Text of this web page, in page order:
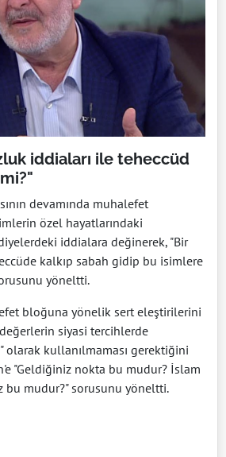
iddiaları ile teheccüd
devamında muhalefet
özel hayatlarındaki
iddialara değinerek, "Bir
kalkıp sabah gidip bu isimlere
yöneltti.
bloğuna yönelik sert eleştirilerini
siyasi tercihlerde
olarak kullanılmaması gerektiğini
"Geldiğiniz nokta bu mudur? İslam
bu mudur?" sorusunu yöneltti.